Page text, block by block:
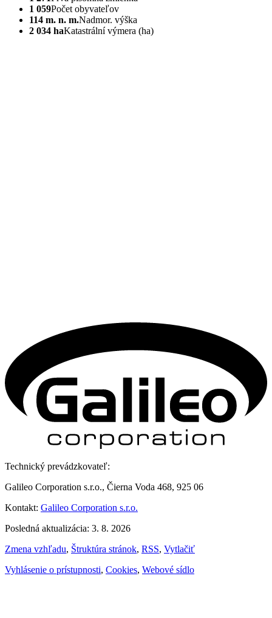
1 059Počet obyvateľov
114 m. n. m.Nadmor. výška
2 034 haKatastrální výmera (ha)
Technický prevádzkovateľ:
Galileo Corporation s.r.o., Čierna Voda 468, 925 06
Kontakt: Galileo Corporation s.r.o.
Posledná aktualizácia: 3. 8. 2026
Zmena vzhľadu, Štruktúra stránok, RSS, Vytlačiť
Vyhlásenie o prístupnosti, Cookies, Webové sídlo